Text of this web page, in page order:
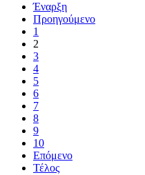
Έναρξη
Προηγούμενο
1
2
3
4
5
6
7
8
9
10
Επόμενο
Τέλος